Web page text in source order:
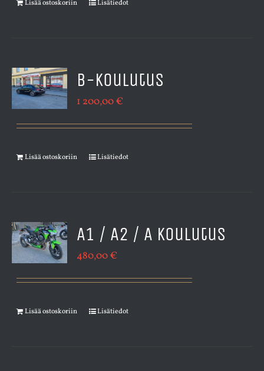
Lisää ostoskoriin Lisätiedot
B-koulutus
1 200,00€
Lisää ostoskoriin Lisätiedot
A1 / A2 / A koulutus
480,00€
Lisää ostoskoriin Lisätiedot